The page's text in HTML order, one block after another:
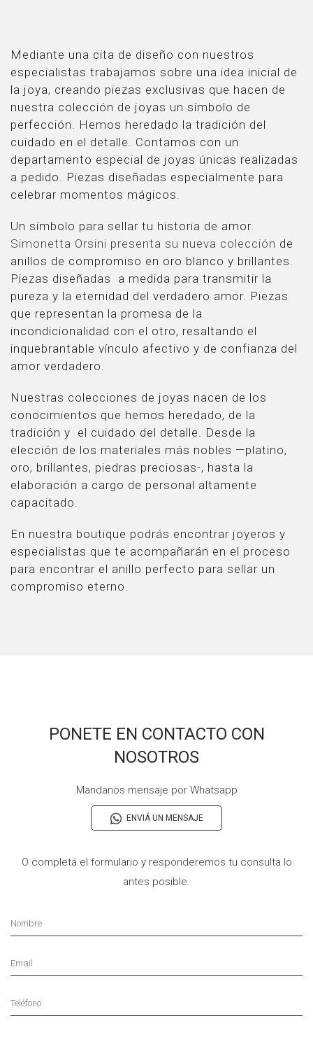
Mediante una cita de diseño con nuestros
especialistas trabajamos sobre una idea inicial de
la joya, creando piezas exclusivas que hacen de
nuestra colección de joyas un símbolo de
perfección. Hemos heredado la tradición del
cuidado en el detalle. Contamos con un
departamento especial de joyas únicas realizadas
a pedido. Piezas diseñadas especialmente para
celebrar momentos mágicos.
Un símbolo para sellar tu historia de amor.
Simonetta Orsini presenta su nueva colección de
anillos de compromiso en oro blanco y brillantes.
Piezas diseñadas a medida para transmitir la
pureza y la eternidad del verdadero amor. Piezas
que representan la promesa de la
incondicionalidad con el otro, resaltando el
inquebrantable vínculo afectivo y de confianza del
amor verdadero.
Nuestras colecciones de joyas nacen de los
conocimientos que hemos heredado, de la
tradición y el cuidado del detalle. Desde la
elección de los materiales más nobles —platino,
oro, brillantes, piedras preciosas-, hasta la
elaboración a cargo de personal altamente
capacitado.
En nuestra boutique podrás encontrar joyeros y
especialistas que te acompañarán en el proceso
para encontrar el anillo perfecto para sellar un
compromiso eterno.
PONETE EN CONTACTO CON
NOSOTROS
Mandanos mensaje por Whatsapp
ENVIÁ UN MENSAJE
O completá el formulario y responderemos tu consulta lo
antes posible.